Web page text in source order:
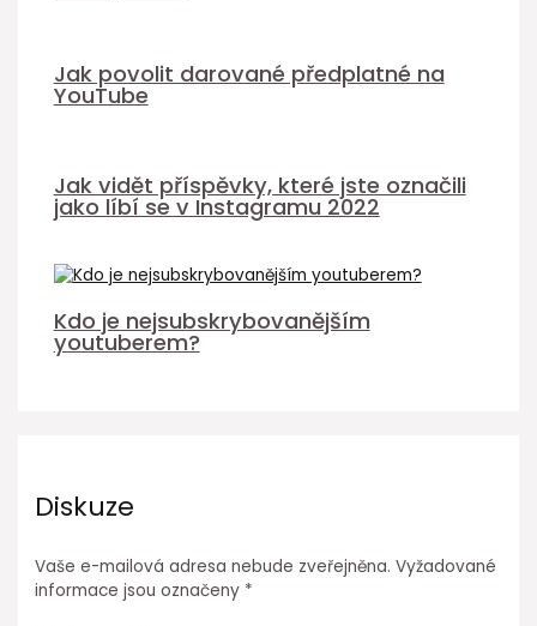
Jak povolit darované předplatné na
YouTube
Jak vidět příspěvky, které jste označili
jako líbí se v Instagramu 2022
Kdo je nejsubskrybovanějším
youtuberem?
Diskuze
Vaše e-mailová adresa nebude zveřejněna. Vyžadované
informace jsou označeny *